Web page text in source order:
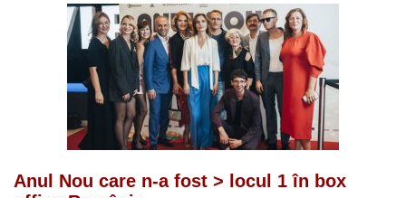
Anul Nou care n-a fost > locul 1 în box